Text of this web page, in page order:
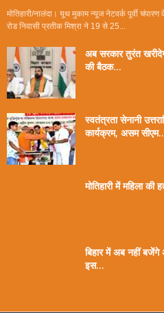
मोतिहारी/नालंदा। यूथ मुकाम न्यूज नेटवर्क पूर्वी
रोड निवासी प्रतीक मिश्रा ने 19 से 25...
अब सरकार तुरंत
की बैठक...
स्वतंत्रता सेनानी
कार्यक्रम, असम
मोतिहारी में महिला
बिहार में अब नहीं बजेंगे
इस...